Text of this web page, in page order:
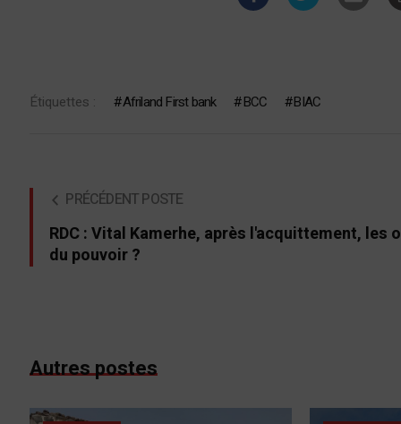
Étiquettes : Afriland First bank BCC BIAC
PRÉCÉDENT POSTE
RDC : Vital Kamerhe, après l'acquittement, les
du pouvoir ?
Autres postes